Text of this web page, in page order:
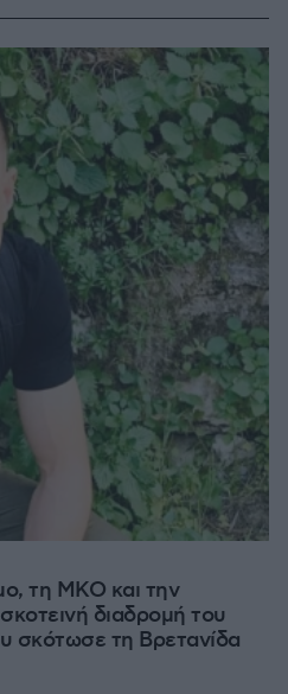
τη ΜΚΟ και την
διαδρομή του
σκότωσε τη Βρετανίδα